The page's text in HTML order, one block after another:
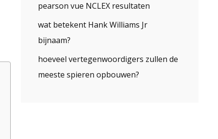
pearson vue NCLEX resultaten
wat betekent Hank Williams Jr
bijnaam?
hoeveel vertegenwoordigers zullen de
meeste spieren opbouwen?